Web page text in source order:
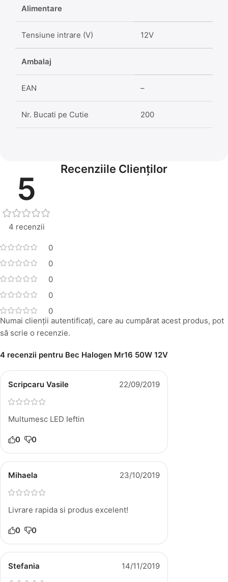
Alimentare
Tensiune intrare (V) 12V
Ambalaj
EAN –
Nr. Bucati pe Cutie 200
Recenziile Clienților
5
4 recenzii
0
0
0
0
0
4 recenzii pentru Bec Halogen Mr16 50W 12V
Scripcaru Vasile 22/09/2019
Multumesc LED Ieftin
0 0
Mihaela 23/10/2019
Livrare rapida si produs excelent!
0 0
Stefania 14/11/2019
Numai clienții autentificați, care au cumpărat acest produs, pot
să scrie o recenzie.